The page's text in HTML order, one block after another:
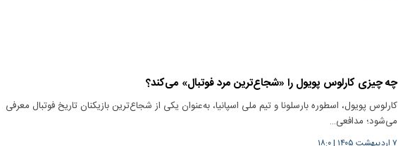
چه چیزی کارلوس پویول را «شجاع‌ترین مرد فوتبال» می‌کند؟
کارلوس پویول، اسطوره بارسلونا و تیم ملی اسپانیا، به‌عنوان یکی از شجاع‌ترین بازیکنان تاریخ فوتبال معرفی
می‌شود؛ مدافعی…